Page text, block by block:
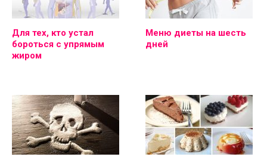
Для тех, кто устал
бороться с упрямым
жиром
Меню диеты на шесть
дней